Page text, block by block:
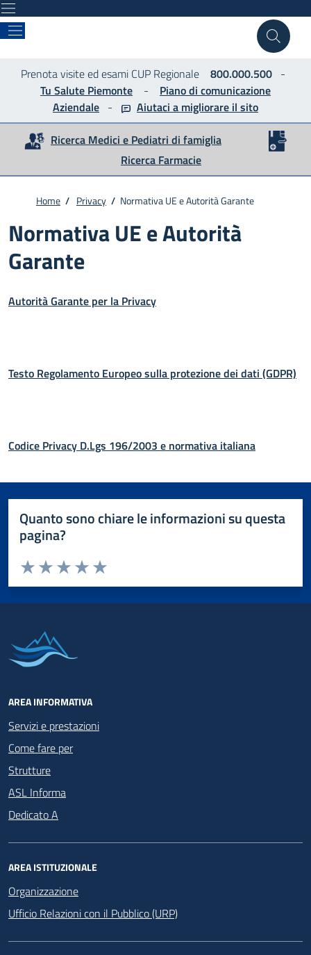
Prenota visite ed esami CUP Regionale 800.000.500-
Tu Salute Piemonte - Piano di comunicazione
Aziendale - Aiutaci a migliorare il sito
Ricerca Medici e Pediatri di famiglia
Ricerca Farmacie
Home / Privacy / Normativa UE e Autorità Garante
Normativa UE e Autorità
Garante
Autorità Garante per la Privacy
Testo Regolamento Europeo sulla protezione dei dati (GDPR)
Codice Privacy D.Lgs 196/2003 e normativa italiana
Quanto sono chiare le informazioni su questa
pagina?
Valuta da 1 a 5 stelle la pagina
Valuta 5 stelle su 5
Valuta 4 stelle su 5
Valuta 3 stelle su 5
Valuta 2 stelle su 5
Valuta 1 stelle su 5
AREA INFORMATIVA
Servizi e prestazioni
Come fare per
Strutture
ASL Informa
Dedicato A
AREA ISTITUZIONALE
Organizzazione
Ufficio Relazioni con il Pubblico (URP)